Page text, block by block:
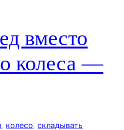
вместо
колеса —
, колесо, складывать